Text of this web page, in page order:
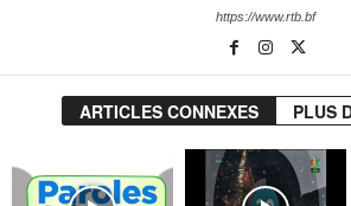
https://www.rtb.bf
ARTICLES CONNEXES PLUS